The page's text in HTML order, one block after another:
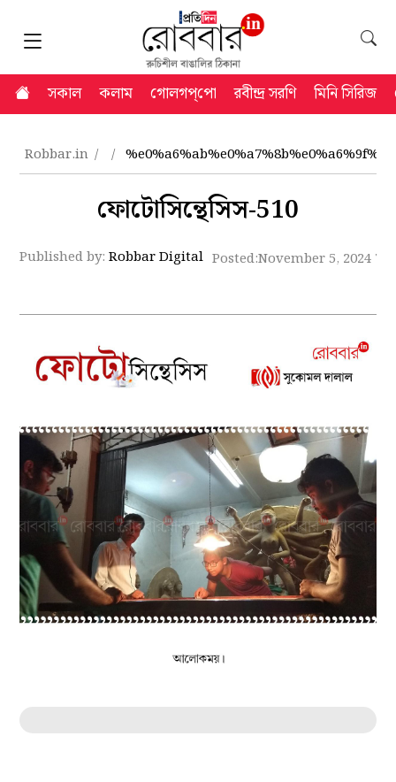
সকাল কলাম গোলগপ্‌পো রবীন্দ্র সরণি মিনি সিরিজ
Robbar.in
ফোটোসিন্থেসিস-510
Published by:Robbar Digital Posted:November 5, 2024